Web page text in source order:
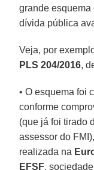
grande esquema
dívida pública
Veja, por
PLS 204/2016,
• O esquema foi
conforme
(que já foi tirado
assessor do
realizada na
EFSF,